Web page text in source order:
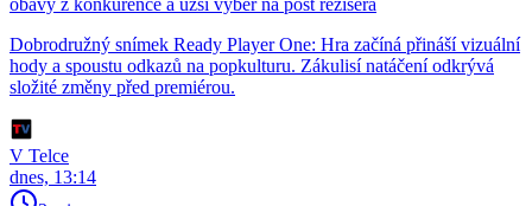
obavy z konkurence a užší výběr na post režiséra
Dobrodružný snímek Ready Player One: Hra začíná přináší vizuální
hody a spoustu odkazů na popkulturu. Zákulisí natáčení odkrývá
složité změny před premiérou.
V Telce
dnes, 13:14